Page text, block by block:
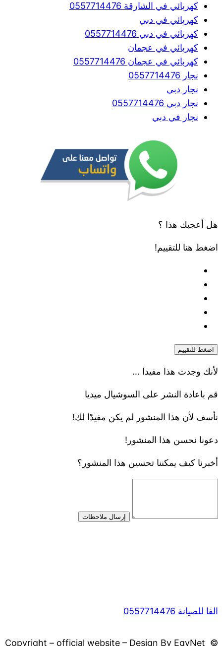
كهربائي في الشارقة 0557714476
كهربائي في دبي
كهربائي في دبي 0557714476
كهربائي في عجمان
كهربائي في عجمان 0557714476
نجار 0557714476
نجار دبي
نجار دبي 0557714476
نجار في دبي
هل أعجبك هذا ؟
اضغط هنا للتقييم!
اضغط للتقييم
لأنك وجدت هذا مفيدا …
قم باعادة النشر على السوشيال ميديا
نأسف لأن هذا المنشور لم يكن مفيدًا لك!
دعونا نحسن هذا المنشور!
أخبرنا كيف يمكننا تحسين هذا المنشور؟
إرسال ملاحظات
الفا للصيانة 0557714476
© Copyright – official website – Design By EgyNet